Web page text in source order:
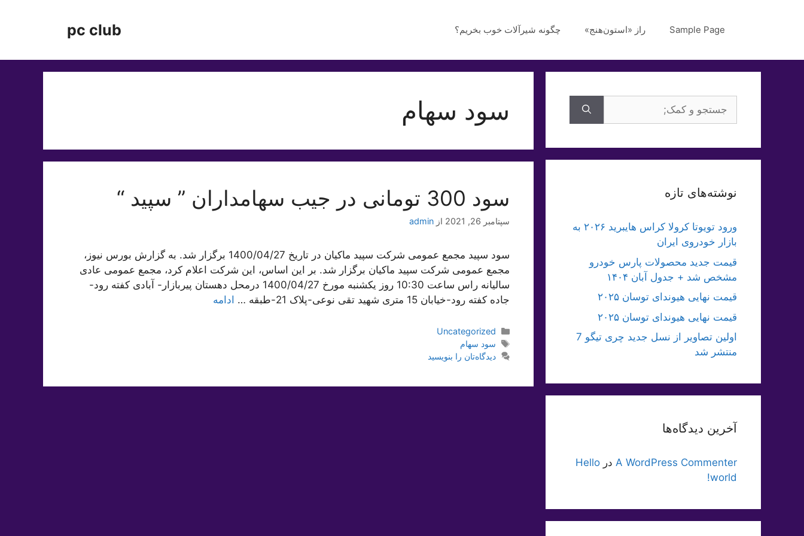
pc club Sample Page راز «استون‌هنج» چگونه شیرآلات خوب بخریم؟
سود سهام
سود 300 تومانی در جیب سهامداران ” سپید “
سپتامبر 26, 2021 از admin
سود سپید مجمع عمومی شرکت سپید ماکیان در تاریخ 1400/04/27 برگزار شد. به گزارش بورس نیوز،
مجمع عمومی شرکت سپید ماکیان برگزار شد. بر این اساس، این شرکت اعلام کرد، مجمع عمومی عادی
سالیانه راس ساعت 10:30 روز یکشنبه مورخ 1400/04/27 درمحل دهستان پیربازار- آبادی کفته رود-
جاده کفته رود-خیابان 15 متری شهید تقی نوعی-پلاک 21-طبقه …
ادامه
دسته‌ها
Uncategorized
برچسب‌ها
سود سهام
دیدگاه‌تان را بنویسید
برای:
نوشته‌های تازه
ورود تویوتا کرولا کراس هایبرید ۲۰۲۶ به
بازار خودروی ایران
قیمت جدید محصولات پارس خودرو
مشخص شد + جدول آبان ۱۴۰۴
قیمت نهایی هیوندای توسان ۲۰۲۵
قیمت نهایی هیوندای توسان ۲۰۲۵
اولین تصاویر از نسل جدید چری تیگو 7
منتشر شد
آخرین دیدگاه‌ها
A WordPress Commenter در Hello
world!